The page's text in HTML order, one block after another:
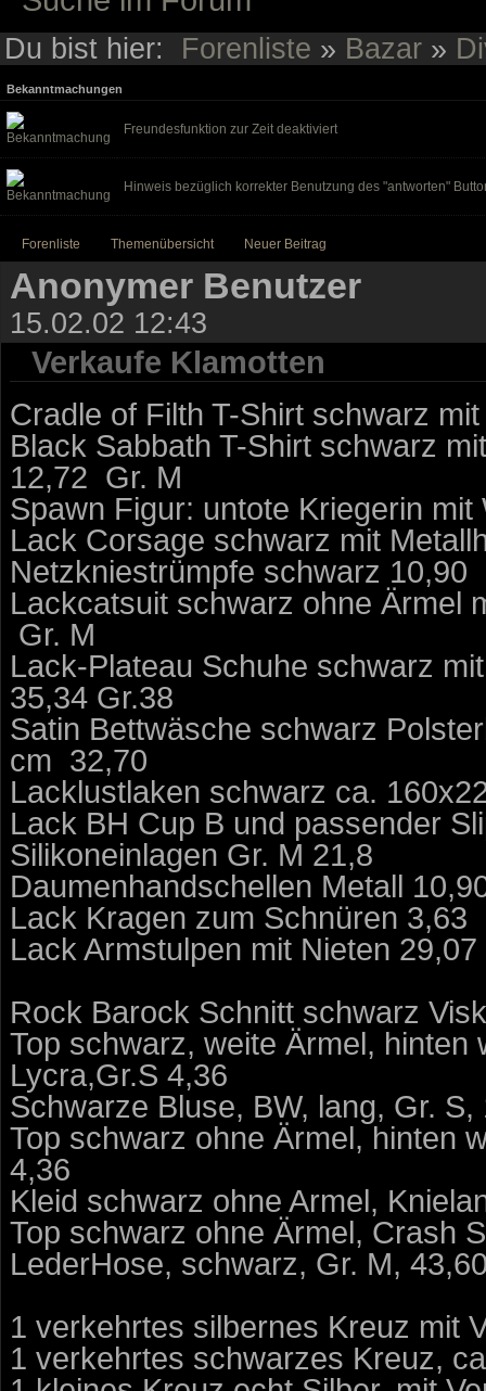
Du bist hier: Forenliste » Bazar »
Bekanntmachungen
Freundesfunktion zur Zeit deaktiviert
Hinweis bezüglich korrekter Benutzung des "antworten"
Forenliste Themenübersicht Neuer Beitrag
Anonymer Benutzer
15.02.02 12:43
Verkaufe Klamotten
Cradle of Filth T-Shirt schwarz
Black Sabbath T-Shirt schwarz
12,72  Gr. M
Spawn Figur: untote Kriegerin mit
Lack Corsage schwarz mit
Netzkniestrümpfe schwarz 10,90 
Lackcatsuit schwarz ohne Ärmel
 Gr. M
Lack-Plateau Schuhe schwarz
35,34 Gr.38
Satin Bettwäsche schwarz
cm  32,70
Lacklustlaken schwarz ca.
Lack BH Cup B und passender
Silikoneinlagen Gr. M 21,8 
Daumenhandschellen Metall 10,90
Lack Kragen zum Schnüren 3,63 
Lack Armstulpen mit Nieten 29,07 
Rock Barock Schnitt schwarz
Top schwarz, weite Ärmel,
Lycra,Gr.S 4,36 
Schwarze Bluse, BW, lang, Gr. S,
Top schwarz ohne Ärmel, hinten
4,36
Kleid schwarz ohne Armel,
Top schwarz ohne Ärmel, Crash
LederHose, schwarz, Gr. M, 43,60
1 verkehrtes silbernes Kreuz mit
1 verkehrtes schwarzes Kreuz, ca